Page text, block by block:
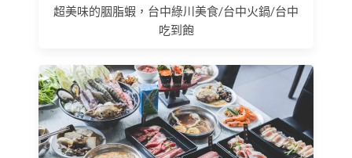
超美味的胭脂蝦，台中綠川美食/台中火鍋/台中
吃到飽